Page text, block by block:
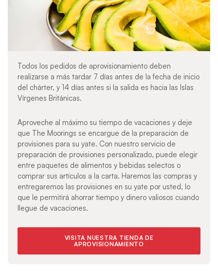
Todos los pedidos de aprovisionamiento deben
realizarse a más tardar 7 días antes de la fecha de inicio
del chárter, y 14 días antes si la salida es hacia las Islas
Vírgenes Británicas.
Aproveche al máximo su tiempo de vacaciones y deje
que The Moorings se encargue de la preparación de
provisiones para su yate. Con nuestro servicio de
preparación de provisiones personalizado, puede elegir
entre paquetes de alimentos y bebidas selectos o
comprar sus artículos a la carta. Haremos las compras y
entregaremos las provisiones en su yate por usted, lo
que le permitirá ahorrar tiempo y dinero valiosos cuando
llegue de vacaciones.
VISITA NUESTRA TIENDA DE
APROVISIONAMIENTO